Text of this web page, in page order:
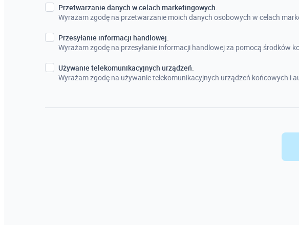
Przetwarzanie danych w celach marketingowych.
Wyrażam zgodę na przetwarzanie moich danych osobowych w celach
Przesyłanie informacji handlowej.
Wyrażam zgodę na przesyłanie informacji handlowej za pomocą środków
Używanie telekomunikacyjnych urządzeń.
Wyrażam zgodę na używanie telekomunikacyjnych urządzeń końcowych i